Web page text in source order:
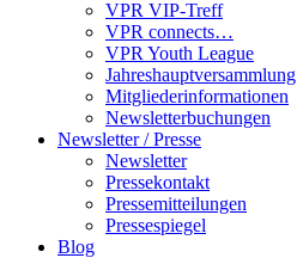
VPR VIP-Treff
VPR connects…
VPR Youth League
Jahreshauptversammlung
Mitgliederinformationen
Newsletterbuchungen
Newsletter / Presse
Newsletter
Pressekontakt
Pressemitteilungen
Pressespiegel
Blog